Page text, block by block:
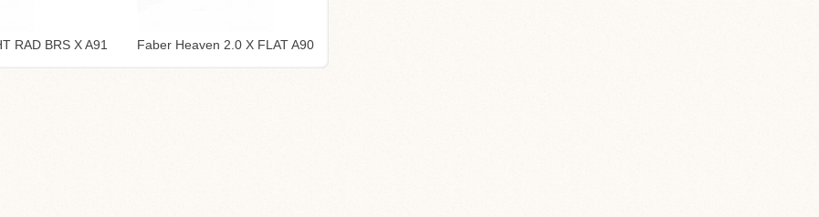
RAD BRS X A91 Faber Heaven 2.0 X FLAT A90